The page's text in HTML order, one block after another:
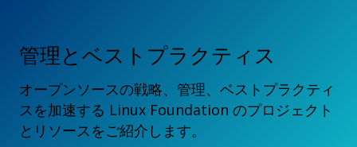
管理とベストプラクティス
オープンソースの戦略、管理、ベストプラクティ
スを加速する Linux Foundation のプロジェクト
とリソースをご紹介します。